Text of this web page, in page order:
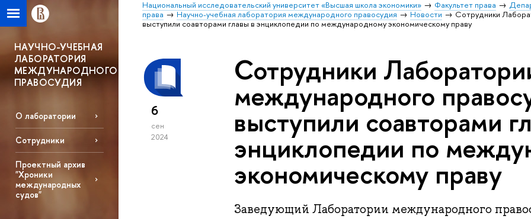
Национальный исследовательский университет «Высшая школа экономики» Факультет права
права
Научно-учебная лаборатория международного правосудия Новости
Сотрудники
выступили соавторами главы в энциклопедии по международному экономическому праву
HАУЧНО-УЧЕБНАЯ
ЛАБОРАТОРИЯ
МЕЖДУНАРОДНОГО
ПРАВОСУДИЯ
О лаборатории
Сотрудники
Проектный архив
"Хроники
международных
судов"
6
сен
2024
Сотрудники
международного
выступили соавторами
энциклопедии по
экономическому праву
Заведующий Лаборатории международного